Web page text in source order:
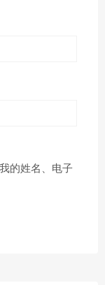
的姓名、电子